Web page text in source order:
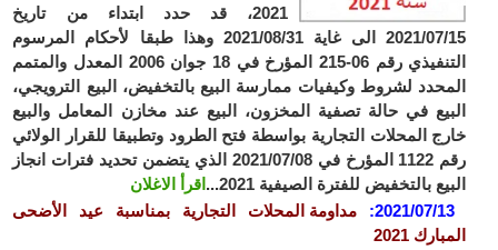
2021، قد حدد ابتداء من تاريخ
2021/07/15 الى غاية 2021/08/31 وهذا طبقا لأحكام المرسوم
التنفيذي رقم 06-215 المؤرخ في 18 جوان 2006 المعدل والمتمم
لشروط وكيفيات ممارسة البيع بالتخفيض، البيع الترويجي،
في حالة تصفية المخزون، البيع عند مخازن المعامل والبيع
المحلات التجارية بواسطة فتح الطرود وتطبيقا للقرار الولائي
رقم 1122 المؤرخ في 2021/07/08 الذي يتضمن تحديد فترات انجاز
بالتخفيض للفترة الصيفية 2021...
اقرأ الاغلان
2021/07/
:
مداومة المحلات التجارية بمناسبة عيد الأضحى
2021